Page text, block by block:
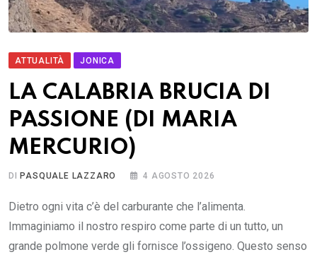
ATTUALITÀ JONICA
LA CALABRIA BRUCIA DI
PASSIONE (DI MARIA
MERCURIO)
DI PASQUALE LAZZARO 4 AGOSTO 2026
Dietro ogni vita c’è del carburante che l’alimenta.
Immaginiamo il nostro respiro come parte di un tutto, un
grande polmone verde gli fornisce l’ossigeno. Questo senso